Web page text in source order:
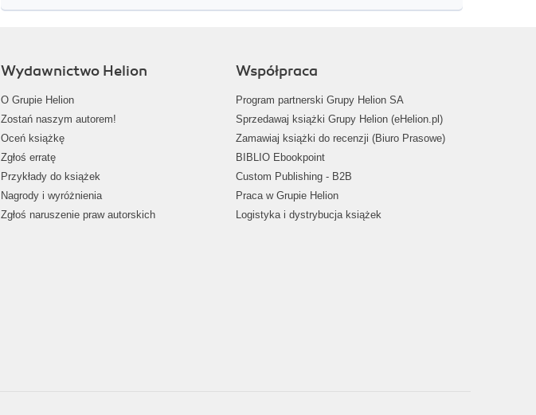
Wydawnictwo Helion
O Grupie Helion
Zostań naszym autorem!
Oceń książkę
Zgłoś erratę
Przykłady do książek
Nagrody i wyróżnienia
Zgłoś naruszenie praw autorskich
Współpraca
Program partnerski Grupy Helion SA
Sprzedawaj książki Grupy Helion (eHelion.pl)
Zamawiaj książki do recenzji (Biuro Prasowe)
BIBLIO Ebookpoint
Custom Publishing - B2B
Praca w Grupie Helion
Logistyka i dystrybucja książek